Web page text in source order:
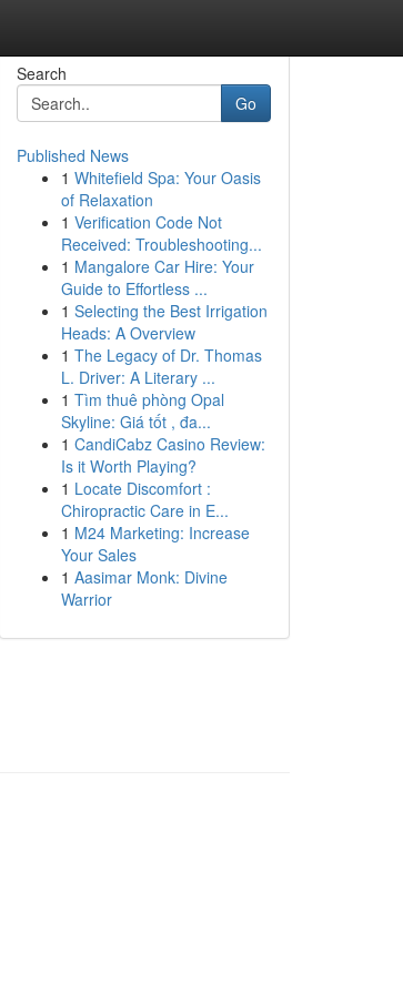
Search
Go
Published News
1 Whitefield Spa: Your Oasis
of Relaxation
1 Verification Code Not
Received: Troubleshooting...
1 Mangalore Car Hire: Your
Guide to Effortless ...
1 Selecting the Best Irrigation
Heads: A Overview
1 The Legacy of Dr. Thomas
L. Driver: A Literary ...
1 Tìm thuê phòng Opal
Skyline: Giá tốt , đa...
1 CandiCabz Casino Review:
Is it Worth Playing?
1 Locate Discomfort :
Chiropractic Care in E...
1 M24 Marketing: Increase
Your Sales
1 Aasimar Monk: Divine
Warrior